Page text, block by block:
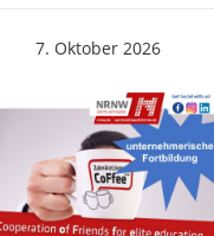
7. Oktober 2026